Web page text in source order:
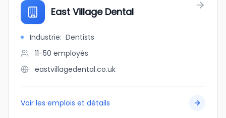
East Village Dental
Industrie: Dentists
11-50 employés
eastvillagedental.co.uk
Voir les emplois et détails